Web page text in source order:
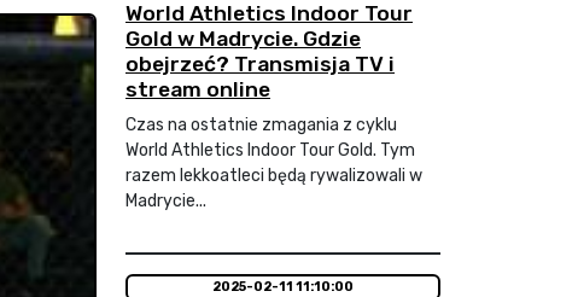
World Athletics Indoor Tour
Gold w Madrycie. Gdzie
obejrzeć? Transmisja TV i
stream online
Czas na ostatnie zmagania z cyklu
World Athletics Indoor Tour Gold. Tym
razem lekkoatleci będą rywalizowali w
Madrycie...
2025-02-11 11:10:00